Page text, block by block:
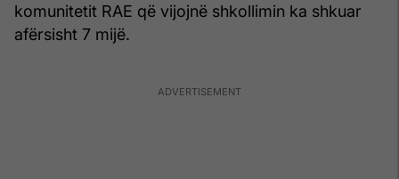
komunitetit RAE që vijojnë shkollimin ka shkuar
afërsisht 7 mijë.